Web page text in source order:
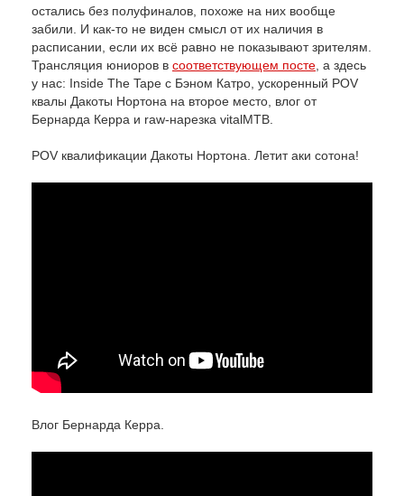
остались без полуфиналов, похоже на них вообще
забили. И как-то не виден смысл от их наличия в
расписании, если их всё равно не показывают зрителям.
Трансляция юниоров в соответствующем посте , а здесь
у нас: Inside The Tape с Бэном Катро, ускоренный POV
квалы Дакоты Нортона на второе место, влог от
Бернарда Керра и raw-нарезка vitalMTB.
POV квалификации Дакоты Нортона. Летит аки сотона!
Влог Бернарда Керра.